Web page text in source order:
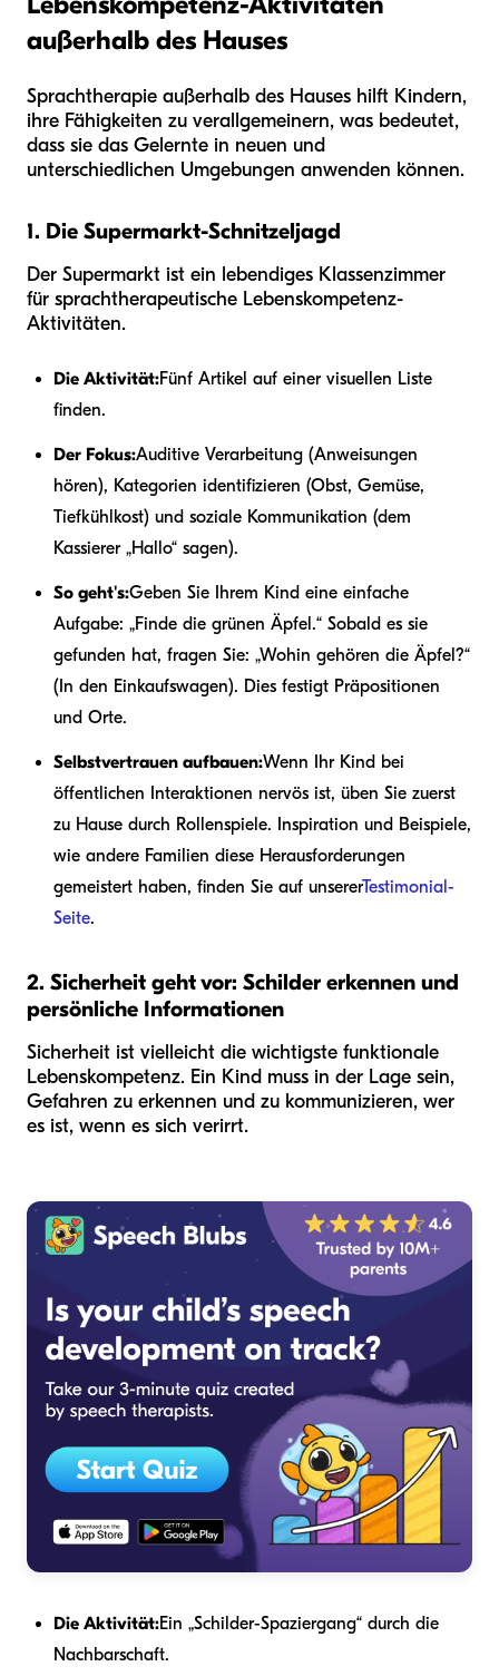
außerhalb des Hauses
Sprachtherapie außerhalb des Hauses hilft Kindern,
ihre Fähigkeiten zu verallgemeinern, was bedeutet,
dass sie das Gelernte in neuen und
unterschiedlichen Umgebungen anwenden können.
1. Die Supermarkt-Schnitzeljagd
Der Supermarkt ist ein lebendiges Klassenzimmer
für sprachtherapeutische Lebenskompetenz-
Aktivitäten.
Die Aktivität:Fünf Artikel auf einer visuellen Liste
finden.
Der Fokus:Auditive Verarbeitung (Anweisungen
hören), Kategorien identifizieren (Obst, Gemüse,
Tiefkühlkost) und soziale Kommunikation (dem
Kassierer „Hallo“ sagen).
So geht's:Geben Sie Ihrem Kind eine einfache
Aufgabe: „Finde die grünen Äpfel.“ Sobald es sie
gefunden hat, fragen Sie: „Wohin gehören die Äpfel?“
(In den Einkaufswagen). Dies festigt Präpositionen
und Orte.
Selbstvertrauen aufbauen:Wenn Ihr Kind bei
öffentlichen Interaktionen nervös ist, üben Sie zuerst
zu Hause durch Rollenspiele. Inspiration und Beispiele,
wie andere Familien diese Herausforderungen
gemeistert haben, finden Sie auf unsererTestimonial-
Seite.
2. Sicherheit geht vor: Schilder erkennen und
persönliche Informationen
Sicherheit ist vielleicht die wichtigste funktionale
Lebenskompetenz. Ein Kind muss in der Lage sein,
Gefahren zu erkennen und zu kommunizieren, wer
es ist, wenn es sich verirrt.
Die Aktivität:Ein „Schilder-Spaziergang“ durch die
Nachbarschaft.